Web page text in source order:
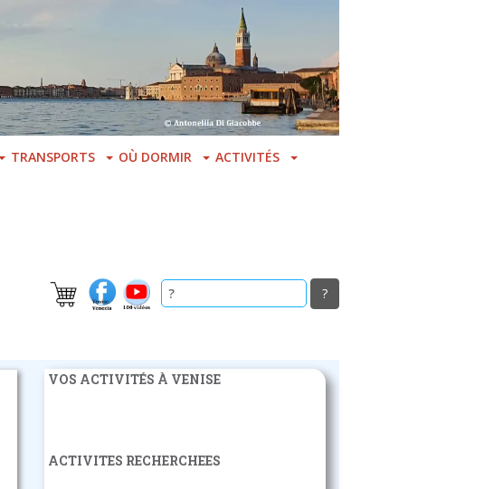
TRANSPORTS OÙ DORMIR ACTIVITÉS
VOS ACTIVITÉS À VENISE
ACTIVITES RECHERCHEES